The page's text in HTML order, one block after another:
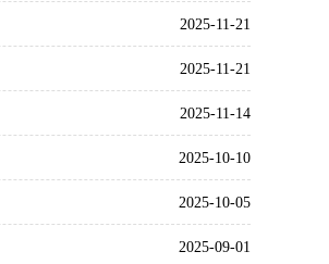
2025-11-21
2025-11-21
2025-11-14
2025-10-10
2025-10-05
2025-09-01